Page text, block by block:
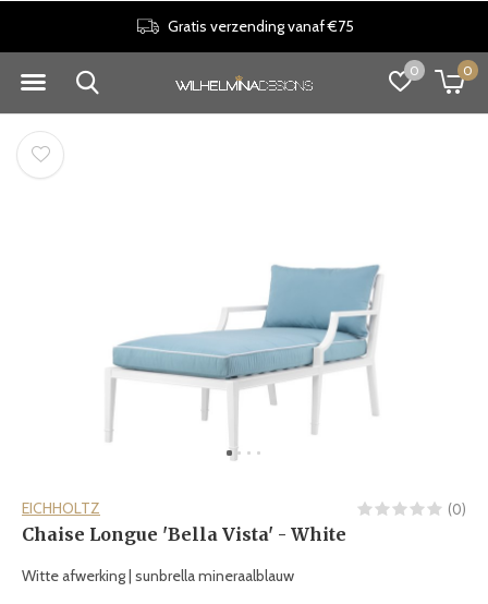
0 0
Gratis verzending vanaf €75
EICHHOLTZ (0)
Chaise Longue 'Bella Vista' - White
Witte afwerking | sunbrella mineraalblauw